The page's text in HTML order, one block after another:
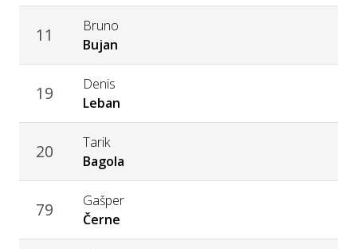
11
Bruno
Bujan
19
Denis
Leban
20
Tarik
Bagola
79
Gašper
Černe